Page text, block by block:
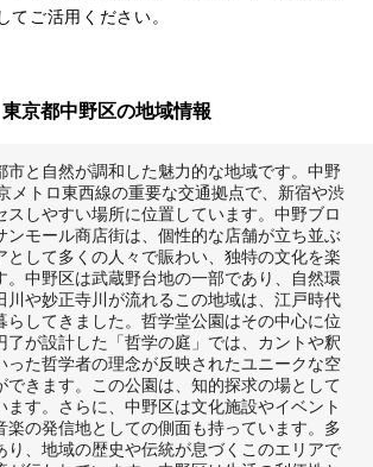
てご活用ください。
東京都中野区の地域情報
市と自然が調和した魅力的な地域です。中野
メトロ東西線の重要な交通拠点で、新宿や渋
スしやすい場所に位置しています。中野ブロ
ンモール商店街は、個性的な店舗が立ち並ぶ
として多くの人々で賑わい、独特の文化を楽
。中野区は武蔵野台地の一部であり、自然環
川や妙正寺川が流れるこの地域は、江戸時代
らしてきました。哲学堂公園はその中心に位
了が設計した「哲学の庭」では、カントや釈
った哲学者の理念が反映されたユニークな空
できます。この公園は、知的探求の場として
ます。さらに、中野区は文化施設やイベント
楽の発信地としての側面も持っています。多
り、地域の歴史や伝統が息づくこのエリアで